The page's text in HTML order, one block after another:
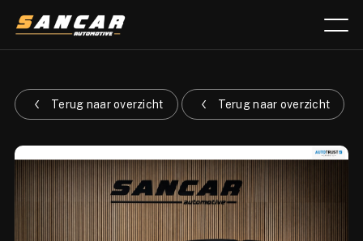
Aanbod
Over ons
Verkocht
Terug naar overzicht Terug naar overzicht